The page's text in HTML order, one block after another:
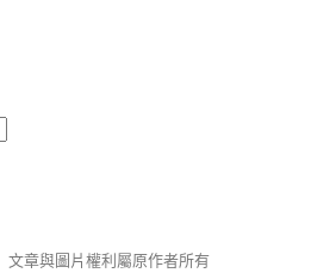
文章與圖片權利屬原作者所有